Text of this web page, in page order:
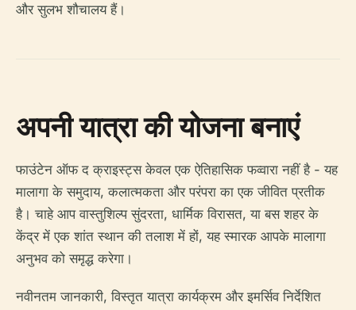
और सुलभ शौचालय हैं।
अपनी यात्रा की योजना बनाएं
फाउंटेन ऑफ द क्राइस्ट्स केवल एक ऐतिहासिक फव्वारा नहीं है - यह
मालागा के समुदाय, कलात्मकता और परंपरा का एक जीवित प्रतीक
है। चाहे आप वास्तुशिल्प सुंदरता, धार्मिक विरासत, या बस शहर के
केंद्र में एक शांत स्थान की तलाश में हों, यह स्मारक आपके मालागा
अनुभव को समृद्ध करेगा।
नवीनतम जानकारी, विस्तृत यात्रा कार्यक्रम और इमर्सिव निर्देशित